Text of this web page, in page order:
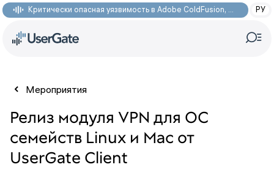
Критически опасная уязвимость в Adobe ColdFusion, позволяющая получить доступ к произвольным файлам: CVE-2026-48282 РУ
Мероприятия
Релиз модуля VPN для ОС
семейств Linux и Mac от
UserGate Client